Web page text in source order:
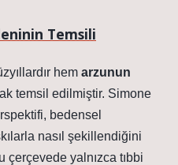
Temsili
hem arzunun
temsil edilmiştir. Simone
bedensel
nasıl şekillendiğini
çerçevede yalnızca tıbbi